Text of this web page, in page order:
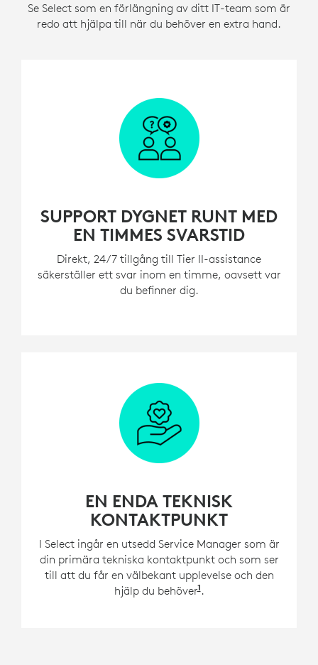
Se Select som en förlängning av ditt IT-team som är
redo att hjälpa till när du behöver en extra hand.
SUPPORT DYGNET RUNT MED
EN TIMMES SVARSTID
Direkt, 24/7 tillgång till Tier II-assistance
säkerställer ett svar inom en timme, oavsett var
du befinner dig.
EN ENDA TEKNISK
KONTAKTPUNKT
I Select ingår en utsedd Service Manager som är
din primära tekniska kontaktpunkt och som ser
till att du får en välbekant upplevelse och den
hjälp du behöver1För kunder med fler
.